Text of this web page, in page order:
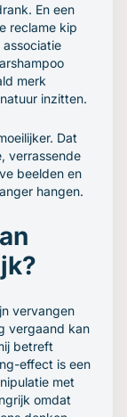
En een
reclame kip
merk
inzitten.
Dat
verrassende
beelden en
hangen.
vervangen
vergaand kan
betreft
effect is een
met
omdat